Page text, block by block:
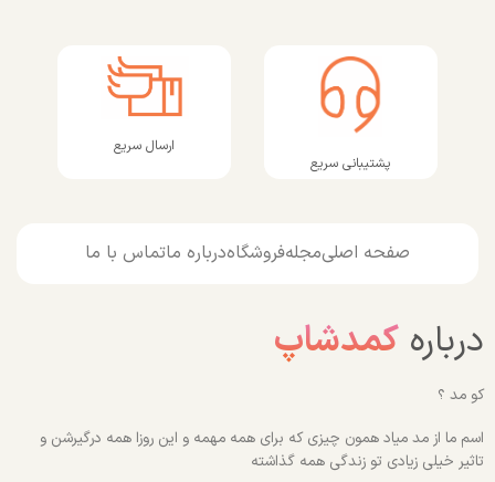
پشتیبانی سریع
ارسال سریع
صفحه اصلیمجلهفروشگاهدرباره ماتماس با ما
درباره کمدشاپ
کو مد ؟
اسم ما از مد میاد همون چیزی که برای همه مهمه و این روزا همه درگیرشن و
تاثیر خیلی زیادی تو زندگی همه گذاشته